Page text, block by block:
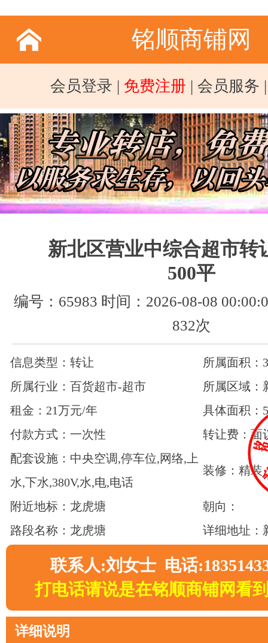
铭顺商铺网
会员登录 | 免费注册 | 会员服务
新北区营业中综合超市转
500平
编号：65983 时间：2026-08-08
832次
信息类型：转让
所属面积：
所属行业：百货超市-超市
所属区域：
租金：21万元/年
具体面积：
付款方式：一次性
转让费：面
配套设施：中央空调,停车位,网络,上
水,下水,380V,水,电,电话
装修：精装
附近地标：龙虎塘
朝向：
路段名称：龙虎塘
详细地址：
联系人:刘女士 电话
打电话请说是在铭顺商铺网看
详细说明